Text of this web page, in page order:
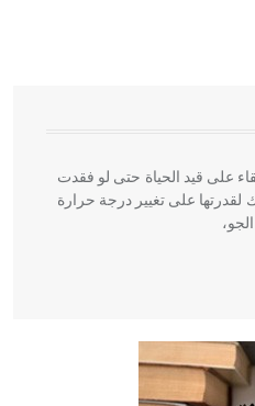
الهندسية التي ارتبطت
الشام ومصر خاصة، حيث يحرص
في الواجهات
على قيد الحياة حتى لو فقدت
لقدرتها على تغيير درجة حرارة
الطب أربعة مؤلفات هي:
ورسالته في جروح الرأس. ويعود
والفلسفة.